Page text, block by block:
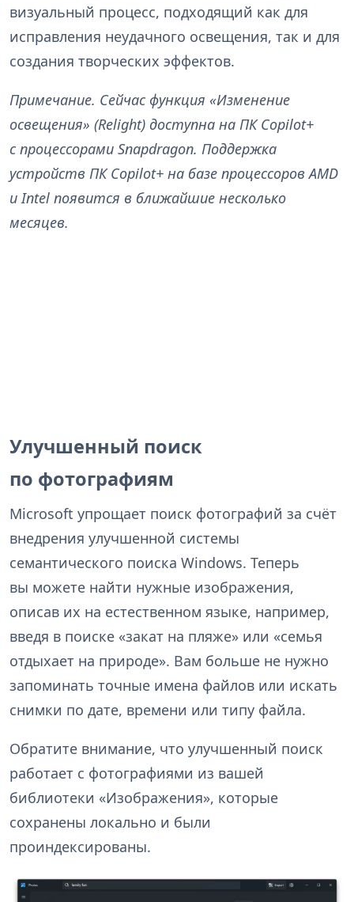
визуальный процесс, подходящий как для
исправления неудачного освещения, так и для
создания творческих эффектов.
Примечание. Сейчас функция «Изменение
освещения» (Relight) доступна на ПК Copilot+
с процессорами Snapdragon. Поддержка
устройств ПК Copilot+ на базе процессоров AMD
и Intel появится в ближайшие несколько
месяцев.
Улучшенный поиск
по фотографиям
Microsoft упрощает поиск фотографий за счёт
внедрения улучшенной системы
семантического поиска Windows. Теперь
вы можете найти нужные изображения,
описав их на естественном языке, например,
введя в поиске «закат на пляже» или «семья
отдыхает на природе». Вам больше не нужно
запоминать точные имена файлов или искать
снимки по дате, времени или типу файла.
Обратите внимание, что улучшенный поиск
работает с фотографиями из вашей
библиотеки «Изображения», которые
сохранены локально и были
проиндексированы.